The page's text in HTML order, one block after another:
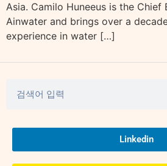
Asia. Camilo Huneeus is the
Ainwater and brings over a
experience in water […]
Linkedin